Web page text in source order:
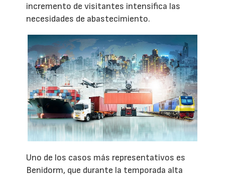
incremento de visitantes intensifica las
necesidades de abastecimiento.
Uno de los casos más representativos es
Benidorm, que durante la temporada alta